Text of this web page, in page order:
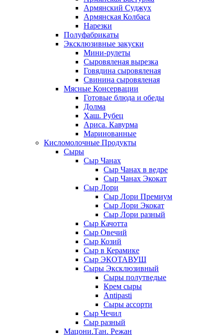
Армянский Суджух
Армянская Колбаса
Нарезки
Полуфабрикаты
Эксклюзивные закуски
Мини-рулеты
Сыровяленая вырезка
Говядина сыровяленая
Свинина сыровяленая
Мясные Консервации
Готовые блюда и обеды
Долма
Хаш. Рубец
Ариса. Кавурма
Маринованные
Кисломолочные Продукты
Сыры
Сыр Чанах
Сыр Чанах в ведре
Сыр Чанах Экокат
Сыр Лори
Сыр Лори Премиум
Сыр Лори Экокат
Сыр Лори разный
Сыр Качотта
Сыр Овечий
Сыр Козий
Сыр в Керамике
Сыр ЭКОТАВУШ
Сыры Эксклюзивный
Сыры полутведые
Крем сыры
Antipasti
Сыры ассорти
Сыр Чечил
Сыр разный
Мацони.Тан. Режан